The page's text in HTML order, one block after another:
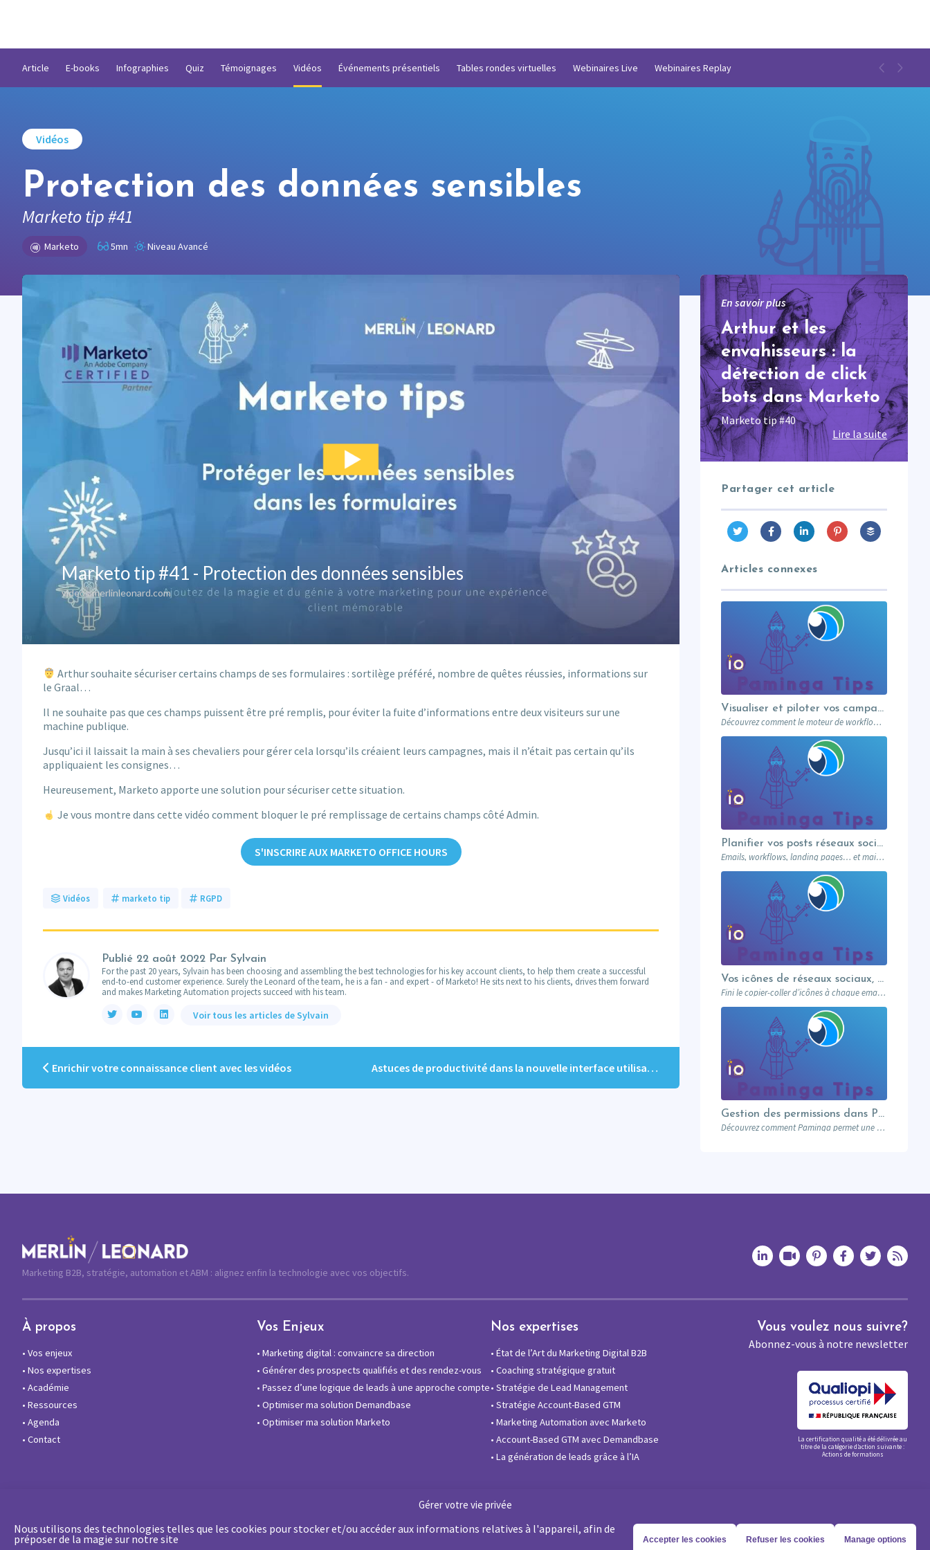
Gérer votre vie privée
Nous utilisons des technologies telles que les cookies pour stocker et/ou accéder aux informations relatives à l'appareil, afin de
préposer de la magie sur notre site Accepter les cookies Refuser les cookies Manage options
Article E-books Infographies Quiz Témoignages Vidéos Événements présentiels Tables rondes virtuelles Webinaires Live Webinaires Replay
Vidéos
Protection des données sensibles
Marketo tip #41
Marketo 5mn Niveau Avancé
Arthur souhaite sécuriser certains champs de ses formulaires : sortilège préféré, nombre de quêtes réussies, informations sur
le Graal…
Il ne souhaite pas que ces champs puissent être pré remplis, pour éviter la fuite d’informations entre deux visiteurs sur une
machine publique.
Jusqu’ici il laissait la main à ses chevaliers pour gérer cela lorsqu’ils créaient leurs campagnes, mais il n’était pas certain qu’ils
appliquaient les consignes…
Heureusement, Marketo apporte une solution pour sécuriser cette situation.
Je vous montre dans cette vidéo comment bloquer le pré remplissage de certains champs côté Admin.
S'INSCRIRE AUX MARKETO OFFICE HOURS
Vidéos marketo tip RGPD
Publié 22 août 2022 Par Sylvain
For the past 20 years, Sylvain has been choosing and assembling the best technologies for his key account clients, to help them create a successful
end-to-end customer experience. Surely the Leonard of the team, he is a fan - and expert - of Marketo! He sits next to his clients, drives them forward
and makes Marketing Automation projects succeed with his team.
Voir tous les articles de Sylvain
Enrichir votre connaissance client avec les vidéos Astuces de productivité dans la nouvelle interface utilisateur
En savoir plus
Arthur et les
envahisseurs : la
détection de click
bots dans Marketo
Marketo tip #40
Lire la suite
Partager cet article
Articles connexes
Visualiser et piloter vos campagnes avec les workflows graphiques Paminga.
Découvrez comment le moteur de workflows graphiques de Paminga vous permet de visualiser toute la logique de vos campagnes en un seul coup d’œil — branches conditionnelles, AB tests, waits et intégration Salesforce.
Planifier vos posts réseaux sociaux directement depuis votre MA
Emails, workflows, landing pages… et maintenant vos posts réseaux sociaux. Paminga centralise votre marketing dans un seul outil. Paminga Tip #08.
Vos icônes de réseaux sociaux, une fois pour toutes
Fini le copier-coller d’icônes à chaque email. Paminga centralise vos profils sociaux et les met à disposition de toute l’équipe via un élément dédié. Découvrez comment en 5 minutes.
Gestion des permissions dans Paminga : donnez les bons droits aux bonnes personnes
Découvrez comment Paminga permet une gestion fine des permissions : rôles, équipes, workspaces et contrôle au niveau des champs. Sécurisez votre marketing automation.
Marketing B2B, stratégie, automation et ABM : alignez enfin la technologie avec vos objectifs.
À propos
• Vos enjeux
• Nos expertises
• Académie
• Ressources
• Agenda
• Contact
Vos Enjeux
• Marketing digital : convaincre sa direction
• Générer des prospects qualifiés et des rendez-vous
• Passez d’une logique de leads à une approche compte
• Optimiser ma solution Demandbase
• Optimiser ma solution Marketo
Nos expertises
• État de l’Art du Marketing Digital B2B
• Coaching stratégique gratuit
• Stratégie de Lead Management
• Stratégie Account-Based GTM
• Marketing Automation avec Marketo
• Account-Based GTM avec Demandbase
• La génération de leads grâce à l’IA
Vous voulez nous suivre?
Abonnez-vous à notre newsletter
La certification qualité a été délivrée au
titre de la catégorie d’action suivante :
Actions de formations